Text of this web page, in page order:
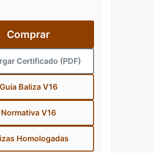
Comprar
Certificado (PDF)
Guía Baliza V16
Normativa V16
Homologadas